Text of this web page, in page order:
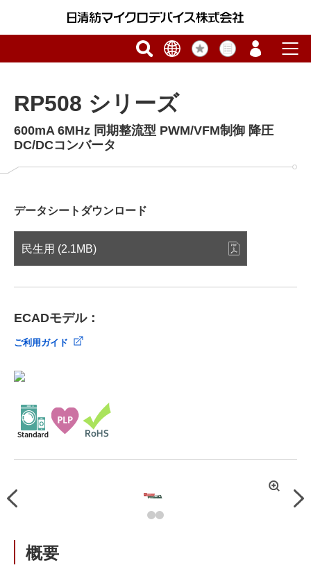
RP508 シリーズ
600mA 6MHz 同期整流型 PWM/VFM制御 降圧
DC/DCコンバータ
データシートダウンロード
民生用 (2.1MB)
ECADモデル：
ご利用ガイド
Previous
拡
概要